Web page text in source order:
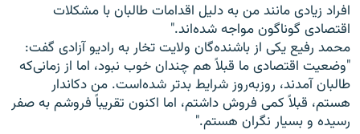
افراد زیادی مانند من به دلیل اقدامات طالبان با مشکلات
اقتصادی گوناگون مواجه شده‌اند."
محمد رفیع یکی از باشنده‌گان ولایت تخار به رادیو آزادی گفت:
"وضعیت اقتصادی ما قبلاً هم چندان خوب نبود، اما از زمانی‌که
طالبان آمدند، روزبه‌روز شرایط بدتر شده‌است. من دکاندار
هستم، قبلاً کمی فروش داشتم، اما اکنون تقریباً فروشم به صفر
رسیده و بسیار نگران هستم."